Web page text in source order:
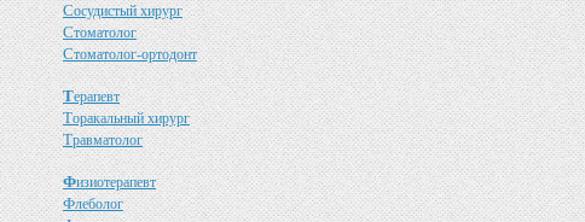
Сосудистый хирург
Стоматолог
Стоматолог-ортодонт
Терапевт
Торакальный хирург
Травматолог
Физиотерапевт
Флеболог